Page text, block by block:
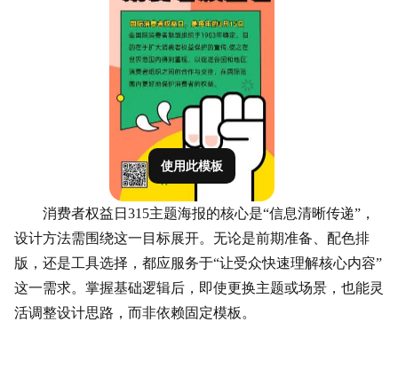
使用此模板
消费者权益日315主题海报的核心是“信息清晰传递”，
设计方法需围绕这一目标展开。无论是前期准备、配色排
版，还是工具选择，都应服务于“让受众快速理解核心内容”
这一需求。掌握基础逻辑后，即使更换主题或场景，也能灵
活调整设计思路，而非依赖固定模板。